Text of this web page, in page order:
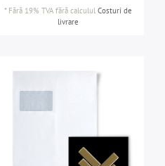
* Fără 19% TVAfără calculul Costuri de
livrare